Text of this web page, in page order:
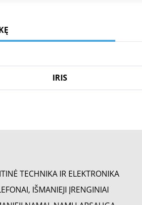
IRIS
TECHNIKA IR ELEKTRONIKA
IŠMANIEJI ĮRENGINIAI